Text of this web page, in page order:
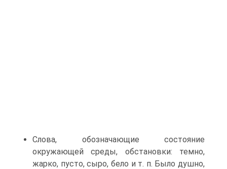
Слова, обозначающие состояние
окружающей среды, обстановки: темно,
жарко, пусто, сыро, бело и т. п. Было душно,